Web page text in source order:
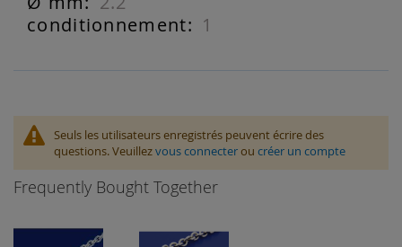
d'informations
1
Seuls les utilisateurs enregistrés peuvent écrire des
questions. Veuillezvous connecterou créer un compte
Frequently Bought Together